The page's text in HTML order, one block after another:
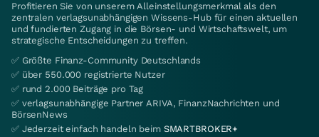
Profitieren Sie von unserem Alleinstellungsmerkmal als den
zentralen verlagsunabhängigen Wissens-Hub für einen aktuellen
und fundierten Zugang in die Börsen- und Wirtschaftswelt, um
strategische Entscheidungen zu treffen.
✅ Größte Finanz-Community Deutschlands
✅ über 550.000 registrierte Nutzer
✅ rund 2.000 Beiträge pro Tag
✅ verlagsunabhängige Partner ARIVA, FinanzNachrichten und
BörsenNews
✅ Jederzeit einfach handeln beim SMARTBROKER+